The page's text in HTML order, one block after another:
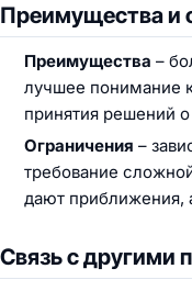
Преимущества и
Преимущества –
лучшее понимание
принятия решений
Ограничения –
требование
дают приближения,
Связь с другими